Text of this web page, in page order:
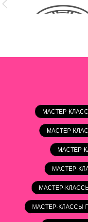
МАСТЕР-
МАСТЕР-
МАСТЕР-
МАСТЕР-
МАСТЕР-
МАСТЕР-КЛАССЫ